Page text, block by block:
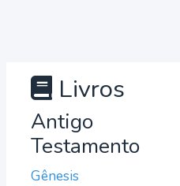
Livros
Antigo
Testamento
Gênesis